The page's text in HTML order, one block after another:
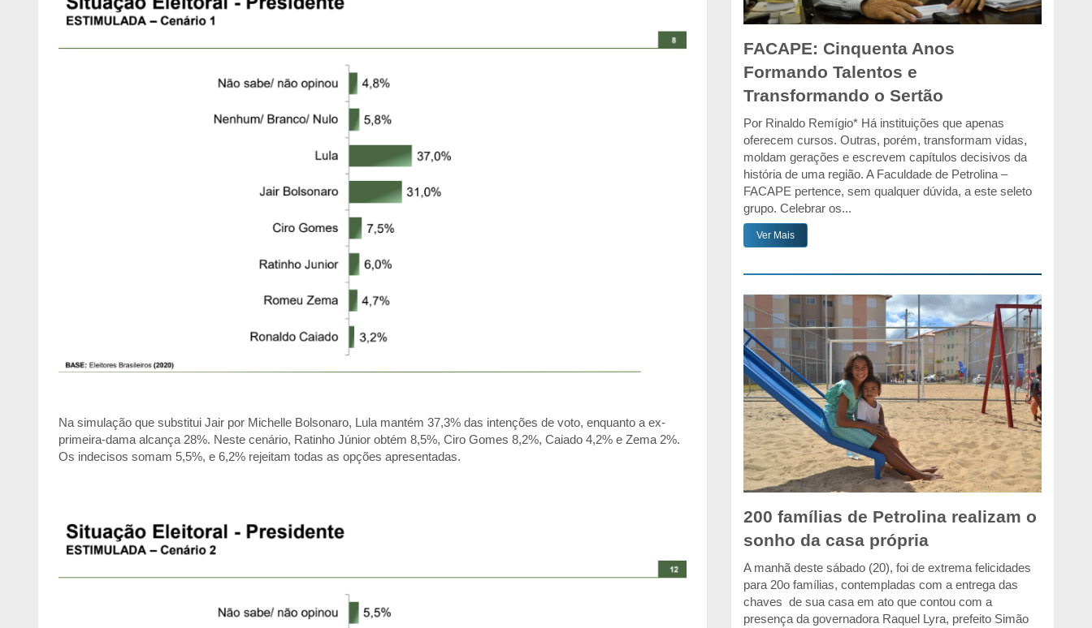
Na simulação que substitui Jair por Michelle Bolsonaro, Lula mantém 37,3% das intenções de voto, enquanto a ex-
primeira-dama alcança 28%. Neste cenário, Ratinho Júnior obtém 8,5%, Ciro Gomes 8,2%, Caiado 4,2% e Zema 2%.
Os indecisos somam 5,5%, e 6,2% rejeitam todas as opções apresentadas.
FACAPE: Cinquenta Anos
Formando Talentos e
Transformando o Sertão
Por Rinaldo Remígio* Há instituições que apenas
oferecem cursos. Outras, porém, transformam vidas,
moldam gerações e escrevem capítulos decisivos da
história de uma região. A Faculdade de Petrolina –
FACAPE pertence, sem qualquer dúvida, a este seleto
grupo. Celebrar os...
Ver Mais
200 famílias de Petrolina realizam o
sonho da casa própria
A manhã deste sábado (20), foi de extrema felicidades
para 20o famílias, contempladas com a entrega das
chaves de sua casa em ato que contou com a
presença da governadora Raquel Lyra, prefeito Simão